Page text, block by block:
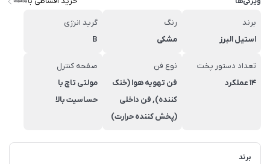
برند
استیل البرز
رنگ
مشکی
گرید انرژی
B
تعداد دستور پخت
14 عملکرد
نوع فن
فن تهویه هوا (خنک
کننده), فن داخلی
(پخش کننده حرارت)
صفحه کنترل
مولتی تاچ با
حساسیت بالا
برند